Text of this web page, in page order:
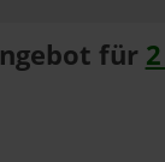
für